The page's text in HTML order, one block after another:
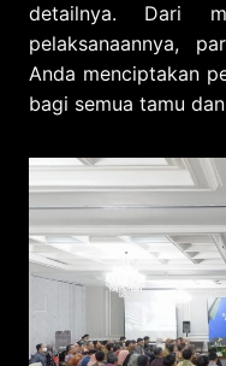
detailnya. Dari
pelaksanaannya,
Anda menciptakan
bagi semua tamu